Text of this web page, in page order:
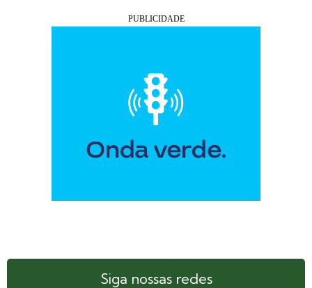
Siga nossas redes